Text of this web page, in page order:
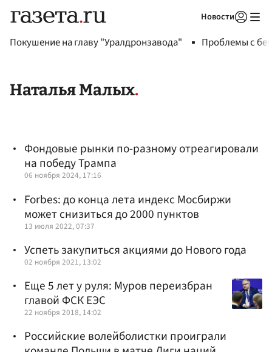
Новости
Покушение на главу "Уралдронзавода" Проблемы с
Наталья Малых
Фондовые рынки по-разному отреагировали
на победу Трампа
06 ноября 2024, 17:16
Forbes: до конца лета индекс Мосбиржи
может снизиться до 2000 пунктов
13 июля 2022, 07:37
Успеть закупиться акциями до Нового года
02 ноября 2021, 13:02
Еще 5 лет у руля: Муров переизбран
главой ФСК ЕЭС
22 ноября 2018, 14:02
Российские волейболистки проиграли